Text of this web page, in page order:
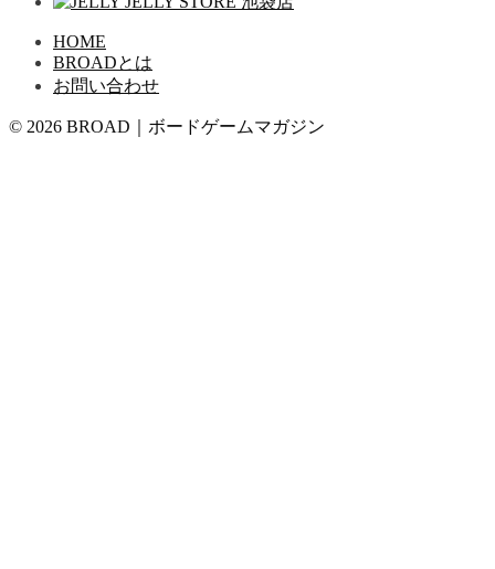
HOME
BROADとは
お問い合わせ
© 2026 BROAD｜ボードゲームマガジン